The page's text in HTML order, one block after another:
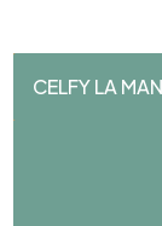
CELFY LA